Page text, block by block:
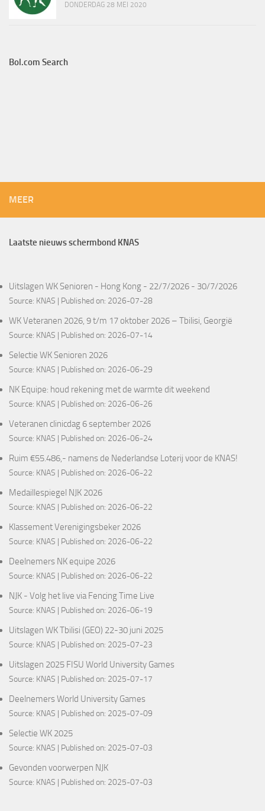
DONDERDAG 28 MEI 2020
Bol.com Search
MEER
Laatste nieuws schermbond KNAS
Uitslagen WK Senioren - Hong Kong - 22/7/2026 - 30/7/2026
Source: KNAS Published on: 2026-07-28
WK Veteranen 2026, 9 t/m 17 oktober 2026 – Tbilisi, Georgië
Source: KNAS Published on: 2026-07-14
Selectie WK Senioren 2026
Source: KNAS Published on: 2026-06-29
NK Equipe: houd rekening met de warmte dit weekend
Source: KNAS Published on: 2026-06-26
Veteranen clinicdag 6 september 2026
Source: KNAS Published on: 2026-06-24
Ruim €55.486,- namens de Nederlandse Loterij voor de KNAS!
Source: KNAS Published on: 2026-06-22
Medaillespiegel NJK 2026
Source: KNAS Published on: 2026-06-22
Klassement Verenigingsbeker 2026
Source: KNAS Published on: 2026-06-22
Deelnemers NK equipe 2026
Source: KNAS Published on: 2026-06-22
NJK - Volg het live via Fencing Time Live
Source: KNAS Published on: 2026-06-19
Uitslagen WK Tbilisi (GEO) 22-30 juni 2025
Source: KNAS Published on: 2025-07-23
Uitslagen 2025 FISU World University Games
Source: KNAS Published on: 2025-07-17
Deelnemers World University Games
Source: KNAS Published on: 2025-07-09
Selectie WK 2025
Source: KNAS Published on: 2025-07-03
Gevonden voorwerpen NJK
Source: KNAS Published on: 2025-07-03